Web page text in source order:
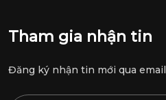
Tham gia nhận tin
Đăng ký nhận tin mới qua email